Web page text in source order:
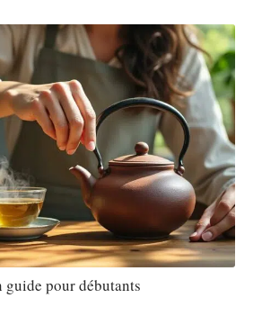
pour débutants